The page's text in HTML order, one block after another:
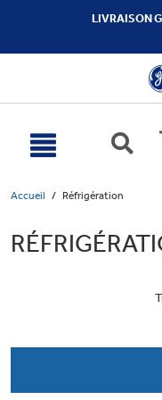
LIVRAISON
Accueil Réfrigération